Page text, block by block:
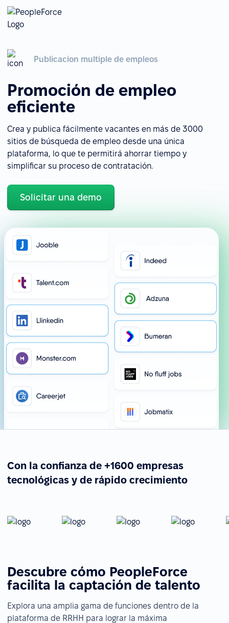
Publicacion multiple de empleos
Promoción de empleo
eficiente
Crea y publica fácilmente vacantes en más de 3000
sitios de búsqueda de empleo desde una única
plataforma, lo que te permitirá ahorrar tiempo y
simplificar su proceso de contratación.
Solicitar una demo
Con la confianza de +1600 empresas
tecnológicas y de rápido crecimiento
Descubre cómo PeopleForce
facilita la captación de talento
Explora una amplia gama de funciones dentro de la
plataforma de RRHH para lograr la máxima